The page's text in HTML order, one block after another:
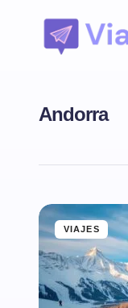
Andorra
VIAJES